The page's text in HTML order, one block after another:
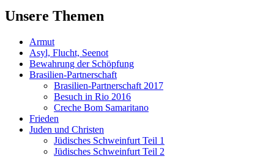
Unsere Themen
Armut
Asyl, Flucht, Seenot
Bewahrung der Schöpfung
Brasilien-Partnerschaft
Brasilien-Partnerschaft 2017
Besuch in Rio 2016
Creche Bom Samaritano
Frieden
Juden und Christen
Jüdisches Schweinfurt Teil 1
Jüdisches Schweinfurt Teil 2